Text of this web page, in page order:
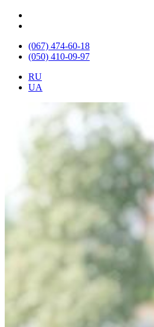
(067) 474-60-18
(050) 410-09-97
RU
UA